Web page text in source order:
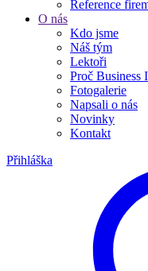
Reference
O nás
Kdo jsme
Náš tým
Lektoři
Proč Business
Fotogalerie
Napsali o nás
Novinky
Kontakt
Přihláška